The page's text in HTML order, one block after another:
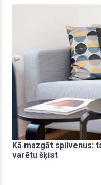
Kā mazgāt spilvenus:
varētu šķist